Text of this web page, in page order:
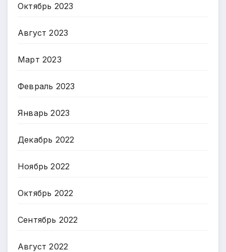
Октябрь 2023
Август 2023
Март 2023
Февраль 2023
Январь 2023
Декабрь 2022
Ноябрь 2022
Октябрь 2022
Сентябрь 2022
Август 2022